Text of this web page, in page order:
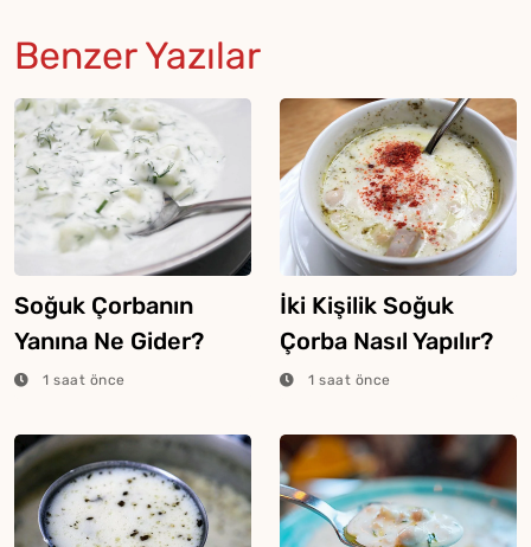
Benzer Yazılar
Soğuk Çorbanın
Yanına Ne Gider?
1 saat önce
İki Kişilik Soğuk
Çorba Nasıl Yapılır?
1 saat önce